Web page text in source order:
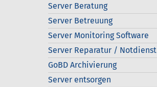
Server Beratung
Server Betreuung
Server Monitoring Software
Server Reparatur / Notdienst
GoBD Archivierung
Server entsorgen